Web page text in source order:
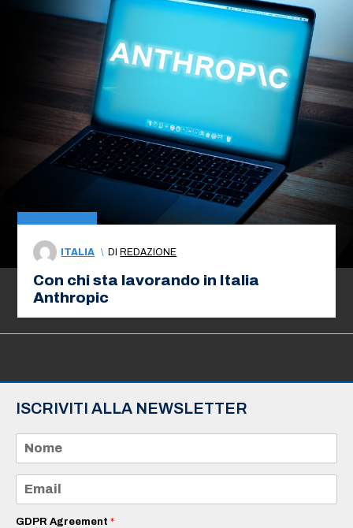
ITALIA \ DIREDAZIONE
Con chi sta lavorando in Italia
Anthropic
ISCRIVITI ALLA NEWSLETTER
m
e
a
iGDPR Agreement *